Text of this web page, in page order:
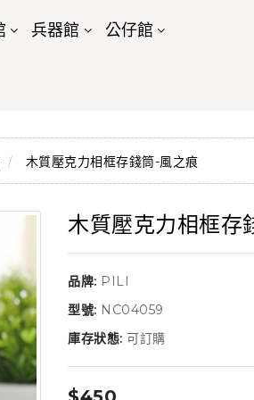
兵器館 公仔館
木質壓克力相框存錢筒-風之痕
木質壓克力相框存
品牌: PILI
型號: NC04059
庫存狀態: 可訂購